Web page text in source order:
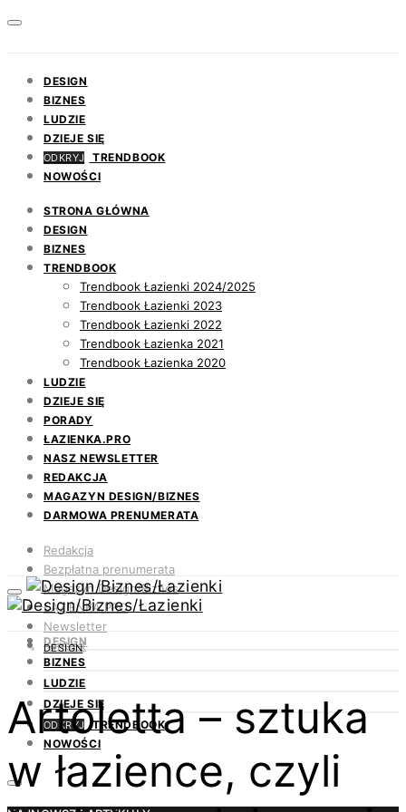
DESIGN
BIZNES
LUDZIE
DZIEJE SIĘ
ODKRYJ
TRENDBOOK
NOWOŚCI
STRONA GŁÓWNA
DESIGN
BIZNES
TRENDBOOK
Trendbook Łazienki 2024/2025
Trendbook Łazienki 2023
Trendbook Łazienki 2022
Trendbook Łazienka 2021
Trendbook Łazienka 2020
LUDZIE
DZIEJE SIĘ
PORADY
ŁAZIENKA.PRO
NASZ NEWSLETTER
REDAKCJA
MAGAZYN DESIGN/BIZNES
DARMOWA PRENUMERATA
Redakcja
Bezpłatna prenumerata
Magazyn Design/Biznes
ŁAZIENKA.PRO
Newsletter
Kontakt
DESIGN
BIZNES
LUDZIE
DZIEJE SIĘ
ODKRYJ TRENDBOOK
NOWOŚCI
DESIGN
Artoletta – sztuka
w łazience, czyli